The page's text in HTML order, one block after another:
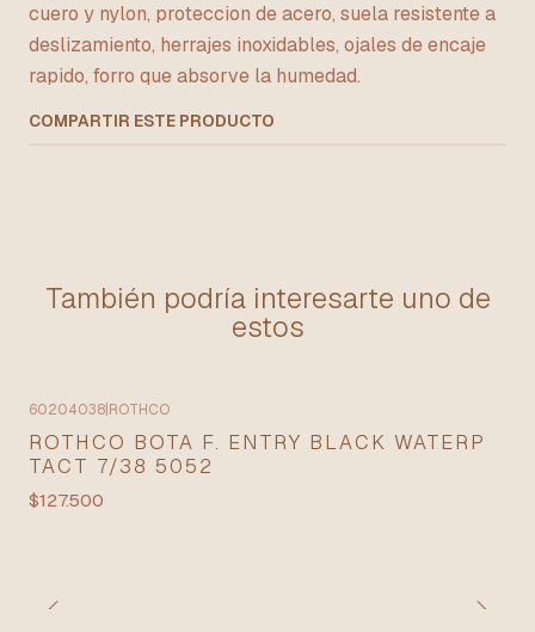
cuero y nylon, proteccion de acero, suela resistente a
deslizamiento, herrajes inoxidables, ojales de encaje
rapido, forro que absorve la humedad.
COMPARTIR ESTE PRODUCTO
También podría interesarte uno de
estos
60204038 ROTHCO
ROTHCO BOTA F. ENTRY BLACK WATERP
TACT 7/38 5052
$127.500